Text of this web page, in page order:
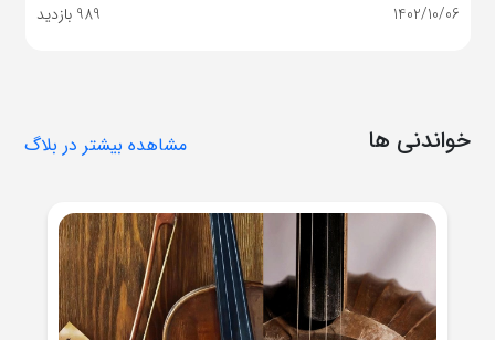
989 بازدید
1402/10/06
خواندنی ها مشاهده بیشتر در بلاگ